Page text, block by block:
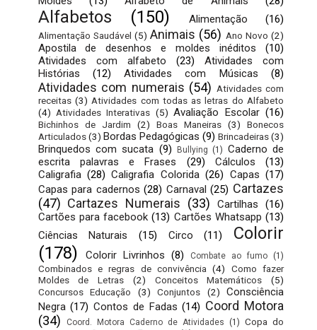
Alfabetos (150) Alimentação (16)
Alimentação Saudável (5) Animais (56) Ano Novo (2)
Apostila de desenhos e moldes inéditos
(10)
Atividades com alfabeto
(23)
Atividades com
Histórias
(12) Atividades com Músicas (8)
Atividades com numerais (54) Atividades com
receitas (3) Atividades com todas as letras do Alfabeto
(4) Atividades Interativas (5) Avaliação Escolar (16)
Bichinhos de Jardim (2) Boas Maneiras (3)
Bonecos
Articulados (3) Bordas Pedagógicas (9) Brincadeiras(3)
Brinquedos com sucata (9) Bullying (1) Caderno de
escrita palavras e Frases
(29) Cálculos
(13)
Caligrafia (28) Caligrafia Colorida (26) Capas (17)
Capas para cadernos (28) Carnaval (25) Cartazes
(47) Cartazes Numerais (33) Cartilhas
(16)
Cartões para facebook (13) Cartões Whatsapp (13)
Ciências Naturais
(15) Circo (11)
Colorir
(178)
Colorir Livrinhos (8) Combate ao fumo (1)
Combinados e regras de convivência (4)
Como fazer
Moldes de Letras
(2) Conceitos Matemáticos
(5)
Concursos Educação
(3) Conjuntos (2)
Consciência
Negra (17) Contos de Fadas (14) Coord Motora
(34)
Coord. Motora Caderno de Atividades (1) Copa do